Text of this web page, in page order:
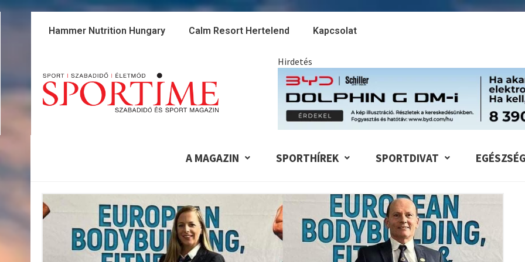
Skip
Hammer Nutrition Hungary Calm Resort Hertelend Kapcsolat
Hirdetés
A MAGAZIN SPORTHÍREK SPORTDIVAT EGÉSZSÉG